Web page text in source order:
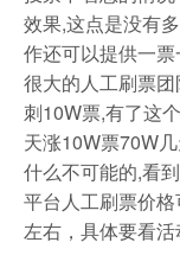
效果,这点是没有
作还可以提供一
很大的人工刷票
刺10W票,有了这
天涨10W票70W
什么不可能的,看
平台人工刷票价
左右，具体要看活